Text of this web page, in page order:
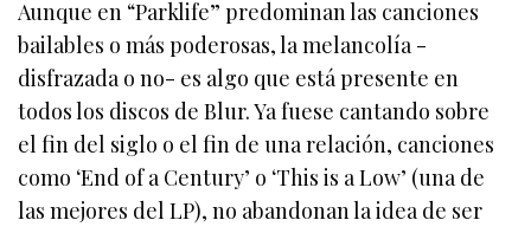
Aunque en “Parklife” predominan las canciones
bailables o más poderosas, la melancolía -
disfrazada o no- es algo que está presente en
todos los discos de Blur. Ya fuese cantando sobre
el fin del siglo o el fin de una relación, canciones
como ‘End of a Century’ o ‘This is a Low’ (una de
las mejores del LP), no abandonan la idea de ser